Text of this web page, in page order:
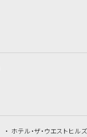
ホテル・ザ・ ウエストヒル